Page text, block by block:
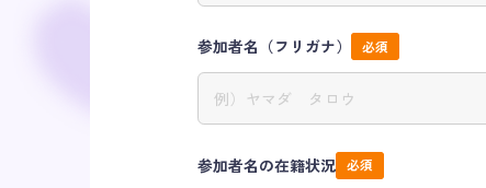
参加者名（フリガナ）
参加者名の在籍状況